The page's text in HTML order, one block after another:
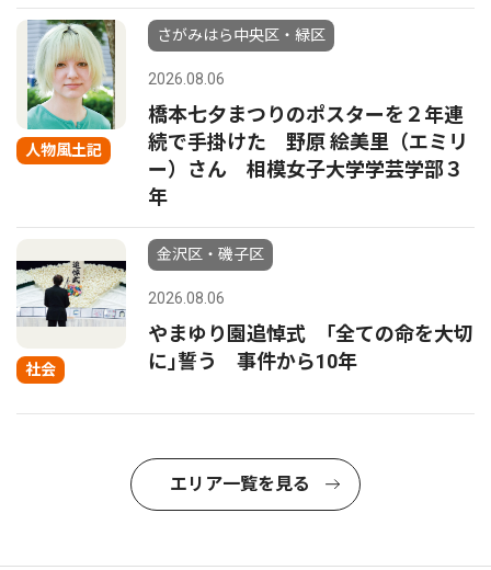
人物風土記
さがみはら中央区・緑区
2026.08.06
橋本七夕まつりのポスターを２年連
続で手掛けた 野原 絵美里（エミリ
ー）さん 相模女子大学学芸学部３
年
社会
金沢区・磯子区
2026.08.06
やまゆり園追悼式 ｢全ての命を大切
に｣誓う 事件から10年
エリア一覧を見る